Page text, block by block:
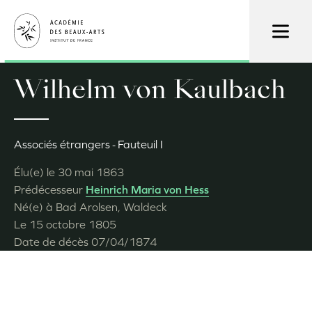
contenu
principal
Wilhelm von Kaulbach
Associés étrangers Fauteuil I
Élu(e) le 30 mai 1863
Prédécesseur Heinrich Maria von Hess
Né(e) à Bad Arolsen, Waldeck
Le 15 octobre 1805
Date de décès 07/04/1874